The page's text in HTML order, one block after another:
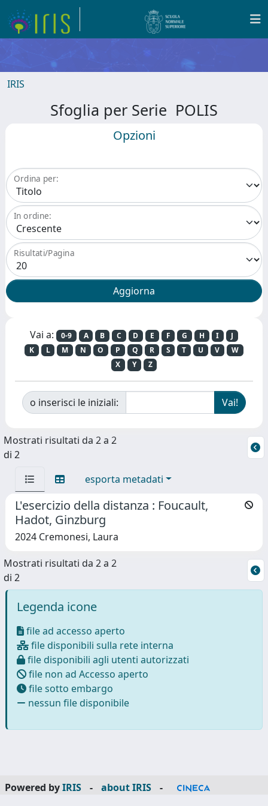
IRIS
Sfoglia per Serie POLIS
Opzioni
Ordina per:
In ordine:
Risultati/Pagina
Vai a: 0-9 A B C D E F G H I
J
K
L M N O P Q R S T U V
W
X
Y Z
o inserisci le iniziali:
Mostrati risultati da 2 a 2
di 2
esporta metadati
L'esercizio della distanza : Foucault,
Hadot, Ginzburg
2024 Cremonesi, Laura
Mostrati risultati da 2 a 2
di 2
Legenda icone
file ad accesso aperto
file disponibili sulla rete interna
file disponibili agli utenti autorizzati
file non ad Accesso aperto
file sotto embargo
nessun file disponibile
Powered byIRIS - about IRIS
-